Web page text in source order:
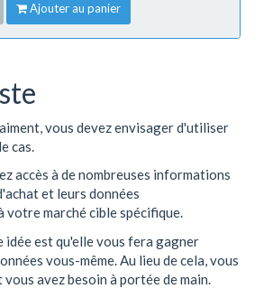
Ajouter au panier
vous devez envisager d'utiliser
cas.
accès à de nombreuses informations
et leurs données
votre marché cible spécifique.
idée est qu'elle vous fera gagner
vous-même. Au lieu de cela, vous
avez besoin à portée de main.